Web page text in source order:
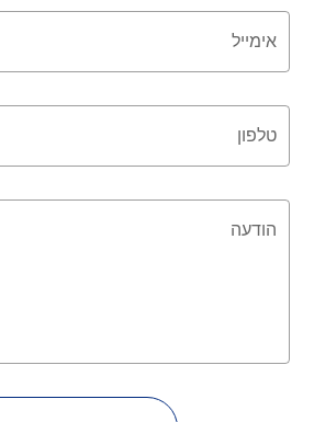
אימייל
טלפון
הודעה